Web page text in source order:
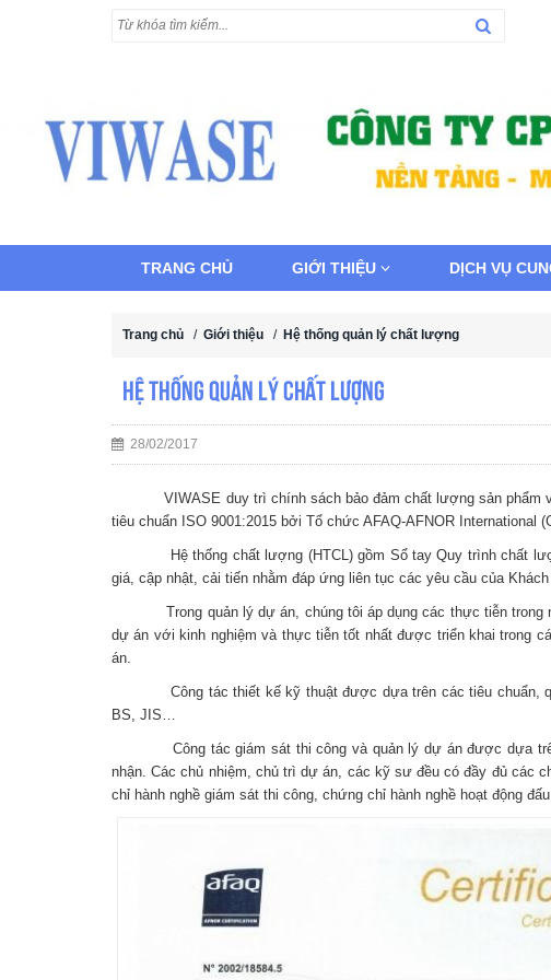
TRANG CHỦ GIỚI THIỆU DỊCH VỤ
Trang chủ / Giới thiệu / Hệ thống quản lý chất lượng
Hệ thống quản lý chất lượng
28/02/2017
VIWASE duy trì chính sách bảo đảm chất lượng sản phẩm và
tiêu chuẩn ISO 9001:2015 bởi Tổ chức AFAQ-AFNOR International
Hệ thống chất lượng (HTCL) gồm Sổ tay Quy trình chất
giá, cập nhật, cải tiến nhằm đáp ứng liên tục các yêu cầu của
Trong quản lý dự án, chúng tôi áp dụng các thực tiễn trong
dự án với kinh nghiệm và thực tiễn tốt nhất được triển khai trong
án.
Công tác thiết kế kỹ thuật được dựa trên các tiêu chuẩn, quy
BS, JIS…
Công tác giám sát thi công và quản lý dự án được dựa trên
nhận. Các chủ nhiệm, chủ trì dự án, các kỹ sư đều có đầy đủ các
chỉ hành nghề giám sát thi công, chứng chỉ hành nghề hoạt động